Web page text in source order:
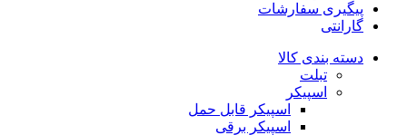
پیگیری سفارشات
گارانتی
دسته بندی کالا
تبلت
اسپیکر
اسپیکر قابل حمل
اسپیکر برقی